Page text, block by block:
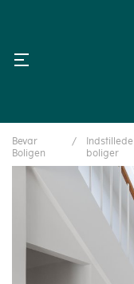
Bevar
Boligen
/
Indstillede
boliger